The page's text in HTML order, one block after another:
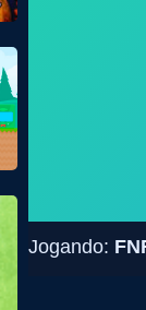
Jogando: